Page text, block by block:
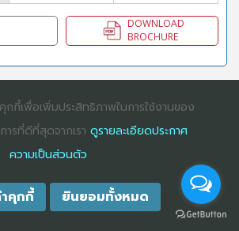
DOWNLOAD
BROCHURE
SEMINAR AND TRAINING CO., LTD
กกี้เพื่อเพิ่มประสิทธิภาพในการใช้งานของ
ารที่ดีที่สุดจากเรา ดูรายละเอียดประกาศ
ความเป็นส่วนตัว
คุกกี้ ยินยอมทั้งหมด